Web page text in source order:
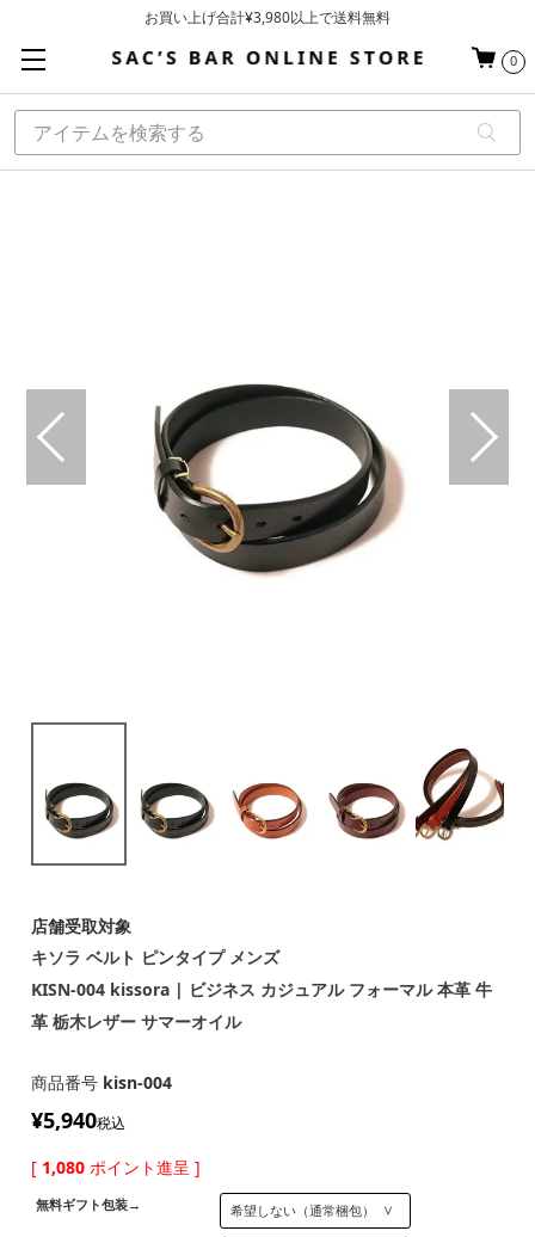
お買い上げ合計¥3,980以上で送料無料
当日～翌営業日を目安に順次発送（一部お取り寄せ商品を除く）
0
店舗受取対象
キソラ ベルト ピンタイプ メンズ
KISN-004 kissora | ビジネス カジュアル フォーマル 本革 牛
革 栃木レザー サマーオイル
商品番号 kisn-004
¥5,940税込
[ 1,080 ポイント進呈 ]
無料ギフト包装→